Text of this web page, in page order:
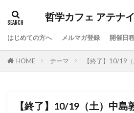
哲学カフェ アテナ
はじめての方へ メルマガ登録 開催日
HOME テーマ 【終了】10/19
【終了】10/19（土）中島